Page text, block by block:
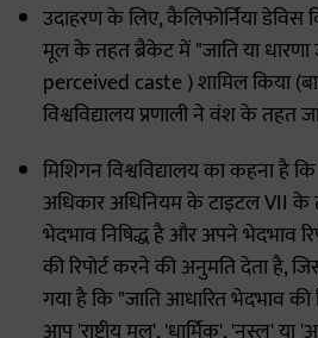
उदाहरण के लिए, कैलिफोर्निया डेविस
मूल के तहत ब्रैकेट में "जाति या
perceived caste ) शामिल किया
विश्वविद्यालय प्रणाली ने वंश के तहत
मिशिगन विश्वविद्यालय का कहना है
अधिकार अधिनियम के टाइटल VII के
भेदभाव निषिद्ध है और अपने भेदभाव
की रिपोर्ट करने की अनुमति देता है,
गया है कि "जाति आधारित भेदभाव की